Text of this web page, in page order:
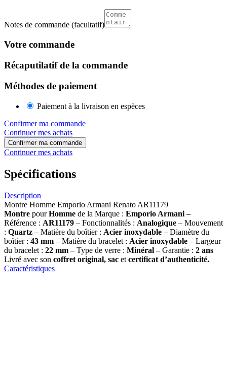
Notes de commande (facultatif)
Votre commande
Récaputilatif de la commande
Méthodes de paiement
Paiement à la livraison en espèces
Confirmer ma commande
Continuer mes achats
Confirmer ma commande
Continuer mes achats
Spécifications
Description
Montre Homme Emporio Armani Renato AR11179
Montre pourHomme de la Marque : Emporio Armani –
Référence : AR11179 – Fonctionnalités : Analogique – Mouvement
: Quartz – Matière du boîtier : Acier inoxydable – Diamètre du
boîtier : 43 mm – Matière du bracelet : Acier inoxydable – Largeur
du bracelet : 22 mm – Type de verre : Minéral – Garantie : 2 ans
Livré avec son coffret original, sac et certificat d’authenticité.
Caractéristiques